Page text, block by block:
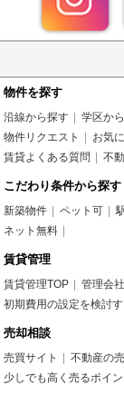
物件を探す
沿線から探す 学区か
物件リクエスト
お気
賃貸よくある質問
不
こだわり条件から探す
新築物件 ペット可
ネット無料
賃貸管理
賃貸管理TOP 管理会
初期費用の設定を検討
売却相談
売買サイト 不動産の
少しでも高く売るポイン